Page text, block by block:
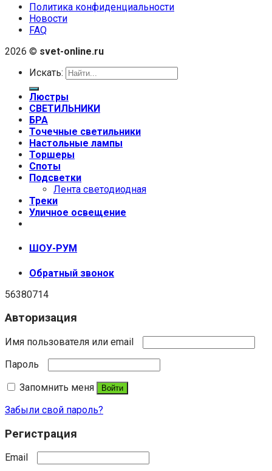
Политика конфиденциальности
Новости
FAQ
2026 © svet-online.ru
Искать:
Люстры
СВЕТИЛЬНИКИ
БРА
Точечные светильники
Настольные лампы
Торшеры
Споты
Подсветки
Лента светодиодная
Треки
Уличное освещение
ШОУ-РУМ
Обратный звонок
56380714
Авторизация
Имя пользователя или email
Пароль
Запомнить меня
Войти
Забыли свой пароль?
Регистрация
Email